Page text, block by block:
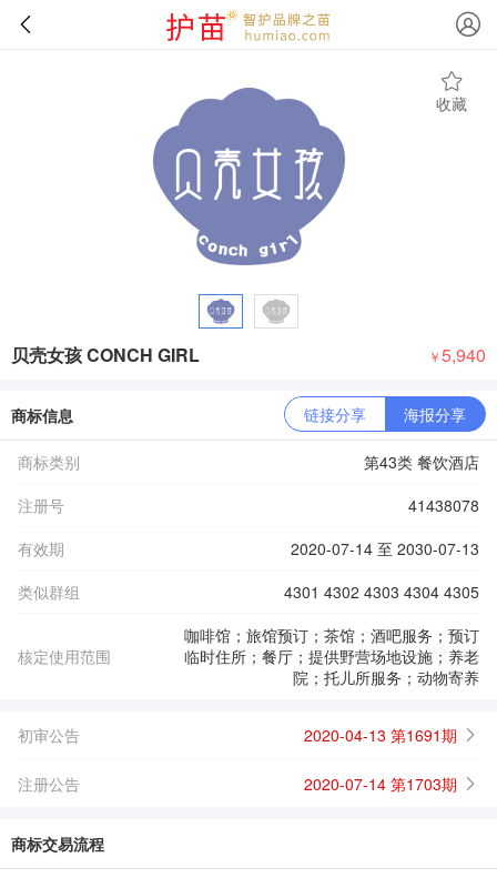
收藏
贝壳女孩 CONCH GIRL ￥5,940
商标信息 链接分享 海报分享
商标类别
第43类 餐饮酒店
注册号
41438078
有效期
2020-07-14 至 2030-07-13
类似群组
4301 4302 4303 4304 4305
核定使用范围
咖啡馆；旅馆预订；茶馆；酒吧服务；预订
临时住所；餐厅；提供野营场地设施；养老
院；托儿所服务；动物寄养
初审公告 2020-04-13 第1691期
注册公告 2020-07-14 第1703期
商标交易流程